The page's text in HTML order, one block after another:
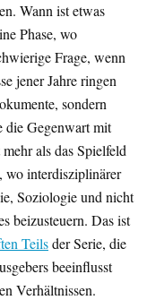
Wann ist etwas
Phase, wo
Frage, wenn
jener Jahre ringen
sondern
die Gegenwart mit
als das Spielfeld
wo interdisziplinärer
Soziologie und nicht
beizusteuern. Das ist
Teilsder Serie, die
beeinflusst
Verhältnissen.